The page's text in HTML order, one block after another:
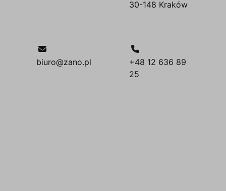
30-148 Kraków
biuro@zano.pl
+48 12 636 89
25